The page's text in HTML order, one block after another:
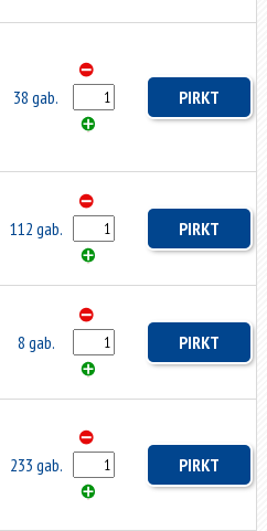
38 gab. PIRKT
112 gab. PIRKT
8 gab. PIRKT
233 gab. PIRKT